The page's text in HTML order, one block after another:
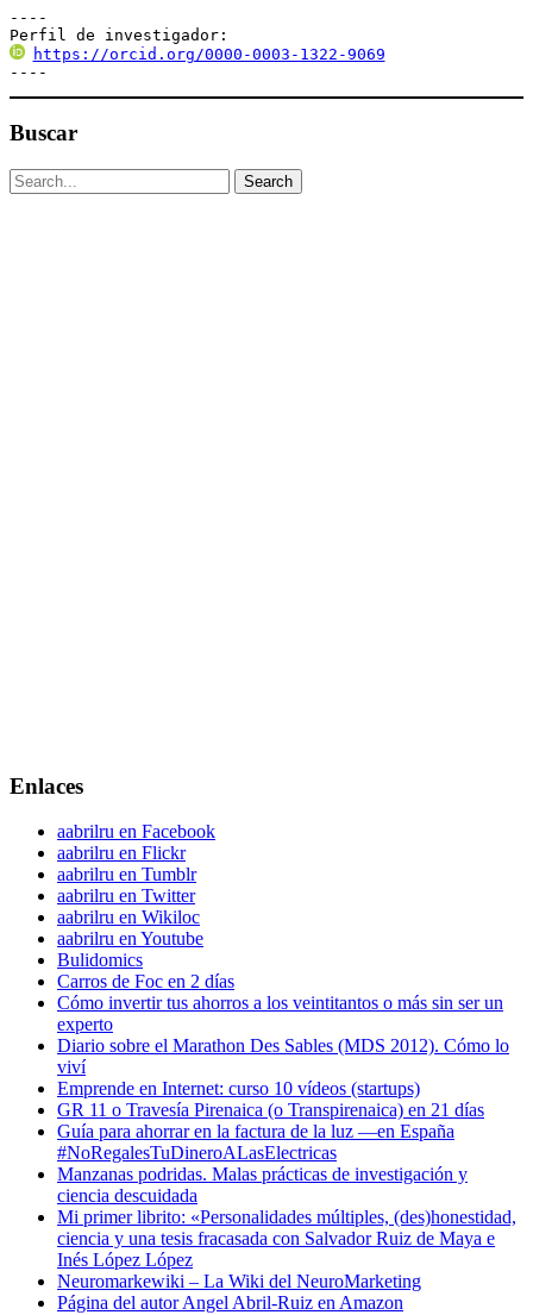
----
Perfil de investigador:
https://orcid.org/0000-0003-1322-9069
----
Buscar
Enlaces
aabrilru en Facebook
aabrilru en Flickr
aabrilru en Tumblr
aabrilru en Twitter
aabrilru en Wikiloc
aabrilru en Youtube
Bulidomics
Carros de Foc en 2 días
Cómo invertir tus ahorros a los veintitantos o más sin ser un
experto
Diario sobre el Marathon Des Sables (MDS 2012). Cómo lo
viví
Emprende en Internet: curso 10 vídeos (startups)
GR 11 o Travesía Pirenaica (o Transpirenaica) en 21 días
Guía para ahorrar en la factura de la luz —en España
#NoRegalesTuDineroALasElectricas
Manzanas podridas. Malas prácticas de investigación y
ciencia descuidada
Mi primer librito: «Personalidades múltiples, (des)honestidad,
ciencia y una tesis fracasada con Salvador Ruiz de Maya e
Inés López López
Neuromarkewiki – La Wiki del NeuroMarketing
Página del autor Angel Abril-Ruiz en Amazon